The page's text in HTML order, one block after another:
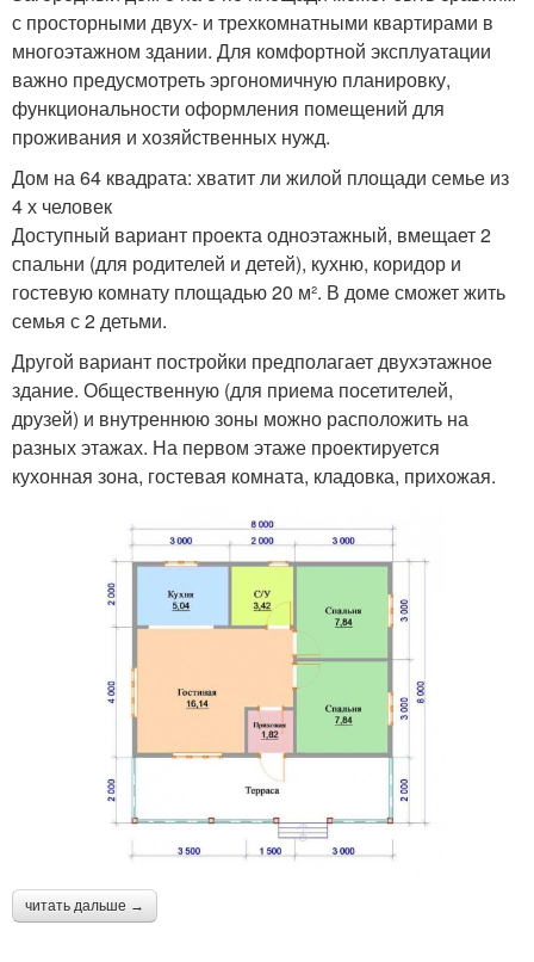
с просторными двух- и трехкомнатными квартирами в
многоэтажном здании. Для комфортной эксплуатации
важно предусмотреть эргономичную планировку,
функциональности оформления помещений для
проживания и хозяйственных нужд.
Дом на 64 квадрата: хватит ли жилой площади семье из
4 х человек
Доступный вариант проекта одноэтажный, вмещает 2
спальни (для родителей и детей), кухню, коридор и
гостевую комнату площадью 20 м². В доме сможет жить
семья с 2 детьми.
Другой вариант постройки предполагает двухэтажное
здание. Общественную (для приема посетителей,
друзей) и внутреннюю зоны можно расположить на
разных этажах. На первом этаже проектируется
кухонная зона, гостевая комната, кладовка, прихожая.
читать дальше →